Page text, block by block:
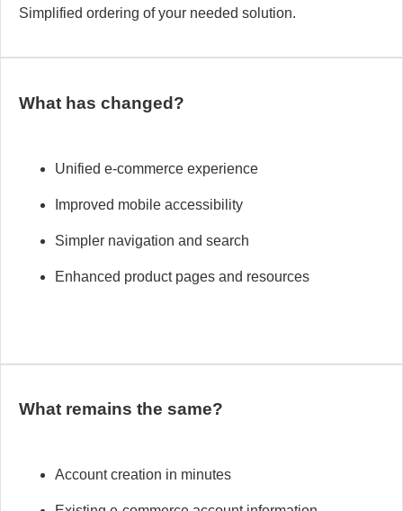
Simplified ordering of your needed solution.
What has changed?
Unified e-commerce experience
Improved mobile accessibility
Simpler navigation and search
Enhanced product pages and resources
What remains the same?
Account creation in minutes